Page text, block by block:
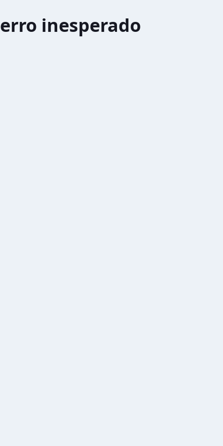
erro inesperado